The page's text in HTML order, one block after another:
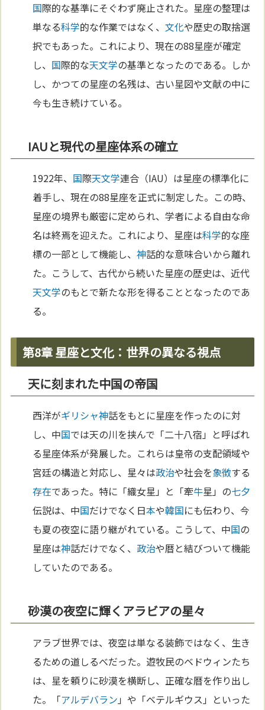
国際的な基準にそぐわず廃止された。星座の整理は
単なる科学的な作業ではなく、文化や歴史の取捨選
択でもあった。これにより、現在の88星座が確定
し、 国際的な天文学の基準となったのである。しか
し、かつての星座の名残は、古い星図や文献の中に
今も生き続けている。
IAUと現代の星座体系の確立
1922年、 国際天文学連合（IAU）は星座の標準化に
着手し、現在の88星座を正式に制定した。この時、
星座の境界も厳密に定められ、学者による自由な命
名は終焉を迎えた。これにより、星座は科学的な座
標の一部として機能し、神話的な意味合いから離れ
た。こうして、古代から続いた星座の歴史は、近代
天文学のもとで新たな形を得ることとなったのであ
る。
第8章 星座と文化：世界の異なる視点
天に刻まれた中国の帝国
西洋がギリシャ神話をもとに星座を作ったのに対
し、中国では天の川を挟んで「二十八宿」と呼ばれ
る星座体系が発展した。これらは皇帝の支配領域や
宮廷の構造と対応し、星々は政治や社会を象徴する
存在であった。特に「織女星」と「牽牛星」の七夕
伝説は、中国だけでなく日本や韓国にも伝わり、今
も夏の夜空に語り継がれている。こうして、中国の
星座は神話だけでなく、 政治や暦と結びついて機能
していたのである。
砂漠の夜空に輝くアラビアの星々
アラブ世界では、夜空は単なる装飾ではなく、生き
るための道しるべだった。遊牧民のベドウィンたち
は、星を頼りに砂漠を横断し、正確な暦を作り出し
た。「アルデバラン 」や「ベテルギウス」といった